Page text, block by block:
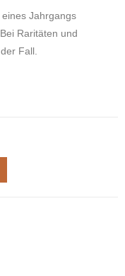
Jahrgangs
Raritäten und
Fall.